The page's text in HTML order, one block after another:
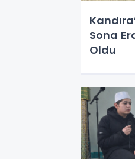
Sona
Oldu